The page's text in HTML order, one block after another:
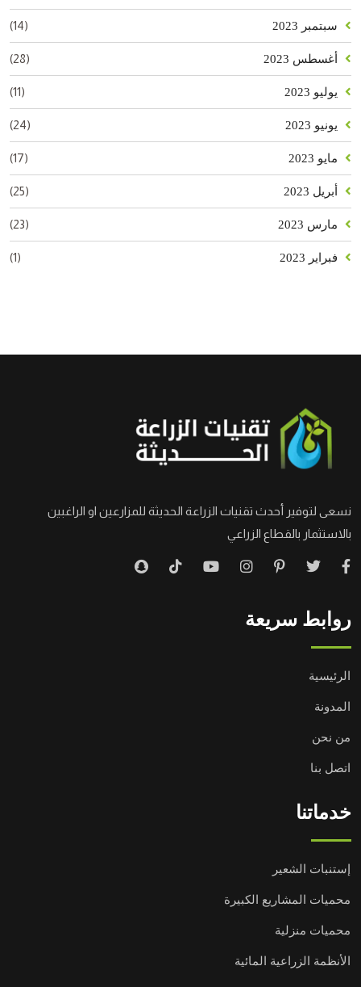
سبتمبر 2023 (14)
أغسطس 2023 (28)
يوليو 2023 (11)
يونيو 2023 (24)
مايو 2023 (17)
أبريل 2023 (25)
مارس 2023 (23)
فبراير 2023 (1)
نسعى لتوفير أحدث تقنيات الزراعة الحديثة للمزارعين او الراغبين
بالاستثمار بالقطاع الزراعي
روابط سريعة
الرئيسية
المدونة
من نحن
اتصل بنا
خدماتنا
إستنبات الشعير
محميات المشاريع الكبيرة
محميات منزلية
الأنظمة الزراعية المائية